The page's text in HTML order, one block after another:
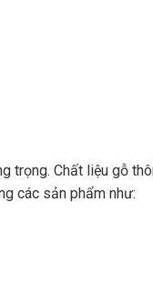
Chất liệu gỗ
các sản phẩm như: